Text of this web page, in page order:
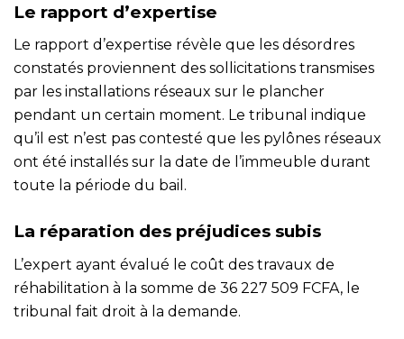
Le rapport d’expertise
Le rapport d’expertise révèle que les désordres
constatés proviennent des sollicitations transmises
par les installations réseaux sur le plancher
pendant un certain moment. Le tribunal indique
qu’il est n’est pas contesté que les pylônes réseaux
ont été installés sur la date de l’immeuble durant
toute la période du bail.
La réparation des préjudices subis
L’expert ayant évalué le coût des travaux de
réhabilitation à la somme de 36 227 509 FCFA, le
tribunal fait droit à la demande.